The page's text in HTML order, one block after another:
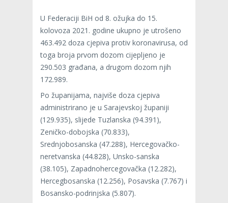
U Federaciji BiH od 8. ožujka do 15.
kolovoza 2021. godine ukupno je utrošeno
463.492 doza cjepiva protiv koronavirusa, od
toga broja prvom dozom cijepljeno je
290.503 građana, a drugom dozom njih
172.989.
Po županijama, najviše doza cjepiva
administrirano je u Sarajevskoj županiji
(129.935), slijede Tuzlanska (94.391),
Zeničko-dobojska (70.833),
Srednjobosanska (47.288), Hercegovačko-
neretvanska (44.828), Unsko-sanska
(38.105), Zapadnohercegovačka (12.282),
Hercegbosanska (12.256), Posavska (7.767) i
Bosansko-podrinjska (5.807).